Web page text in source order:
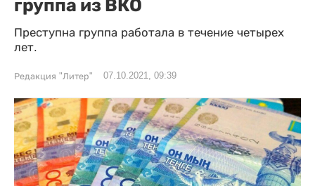
группа из ВКО
Преступна группа работала в течение четырех
лет.
Редакция "Литер" 07.10.2021, 09:39